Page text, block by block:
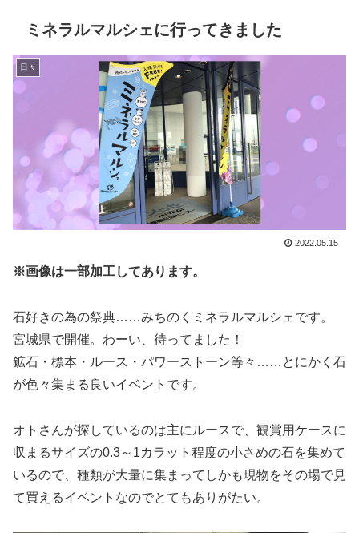
ミネラルマルシェに行ってきました
日々
2022.05.15
※画像は一部加工してあります。
石好きの為の祭典……みちのくミネラルマルシェです。
宮城県で開催。わーい、待ってました！
鉱石・標本・ルース・パワーストーン等々……とにかく石
が色々集まる良いイベントです。
オトさんが探しているのは主にルースで、観賞用ケースに
収まるサイズの0.3～1カラット程度の小さめの石を集めて
いるので、種類が大量に集まってしかも現物をその場で見
て買えるイベントなのでとてもありがたい。